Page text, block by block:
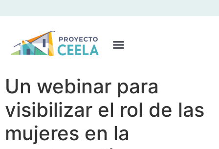
Un webinar para
visibilizar el rol de las
mujeres en la